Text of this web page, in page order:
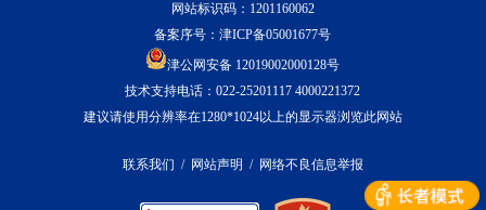
网站标识码：1201160062
备案序号：津ICP备05001677号
津公网安备 12019002000128号
技术支持电话：022-25201117 4000221372
建议请使用分辨率在1280*1024以上的显示器浏览此网站
联系我们 / 网站声明 / 网络不良信息举报